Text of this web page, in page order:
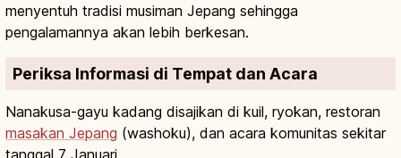
menyentuh tradisi musiman Jepang sehingga
pengalamannya akan lebih berkesan.
Periksa Informasi di Tempat dan Acara
Nanakusa-gayu kadang disajikan di kuil, ryokan, restoran
masakan Jepang (washoku), dan acara komunitas sekitar